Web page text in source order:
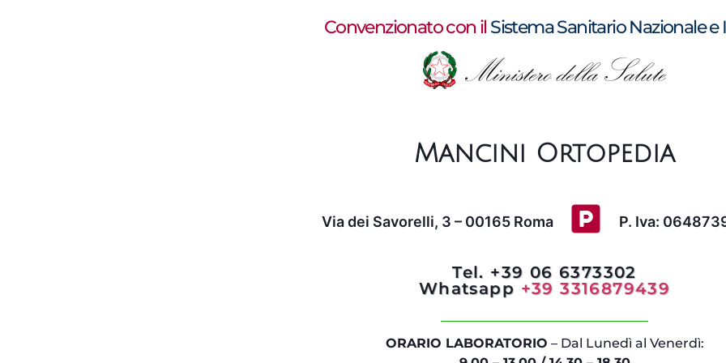
Convenzionato con il Sistema Sanitario Nazionale e
Mancini Ortopedia
Via dei Savorelli, 3 – 00165 Roma P. Iva:
Tel. +39 06 6373302
Whatsapp +39 3316879439
ORARIO LABORATORIO – Dal Lunedì al Venerdì: